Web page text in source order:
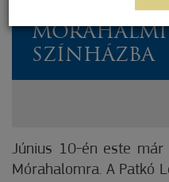
MÓRAHALMI
SZÍNHÁZBA
Június 10-én este
Mórahalomra. A Patkó